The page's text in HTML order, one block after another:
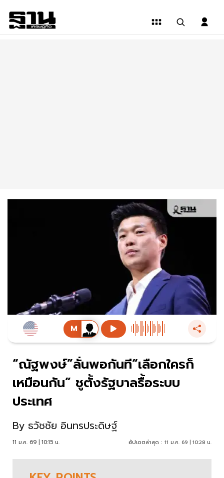
“ณัฐพงษ์”ลั่นพอกันที“เลือกใครก็
เหมือนกัน” ชูตั้งรัฐบาลรื้อระบบ
ประเทศ
By ธวัชชัย อินทรประดิษฐ์
11 ม.ค. 69 | 10:15 น. อัปเดตล่าสุด : 11 ม.ค. 69 | 10:28 น.